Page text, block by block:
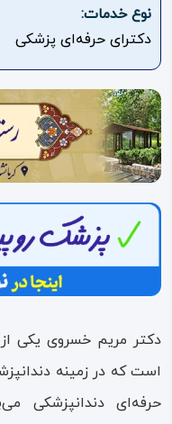
ویژه
درباره
ما
نوع خدمات:
دکترای حرفه‌ای پزشکی
دکتر مریم خسروی یکی
است که در زمینه
حرفه‌ای دندانپزشکی